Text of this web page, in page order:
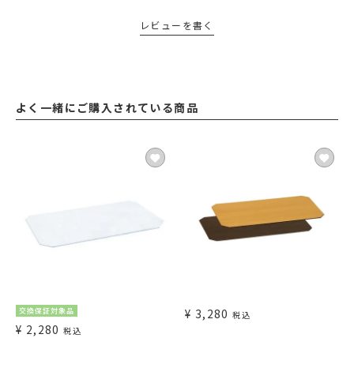
レビューを書く
よく一緒にご購入されている商品
交換保証対象品
¥ 2,280 税込
¥ 3,280 税込